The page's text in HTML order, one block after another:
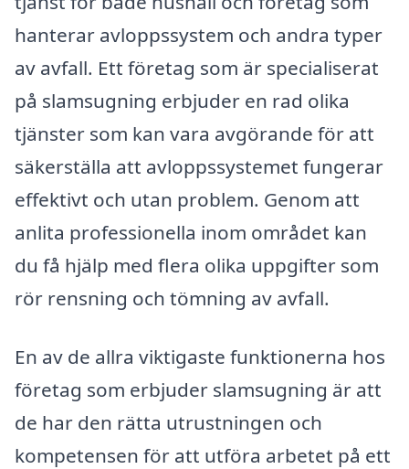
hanterar avloppssystem och andra typer
av avfall. Ett företag som är specialiserat
på slamsugning erbjuder en rad olika
tjänster som kan vara avgörande för att
säkerställa att avloppssystemet fungerar
effektivt och utan problem. Genom att
anlita professionella inom området kan
du få hjälp med flera olika uppgifter som
rör rensning och tömning av avfall.
En av de allra viktigaste funktionerna hos
företag som erbjuder slamsugning är att
de har den rätta utrustningen och
kompetensen för att utföra arbetet på ett